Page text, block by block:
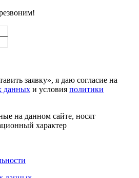
заявку», я даю согласие на
данных и условия политики
на данном сайте, носят
характер